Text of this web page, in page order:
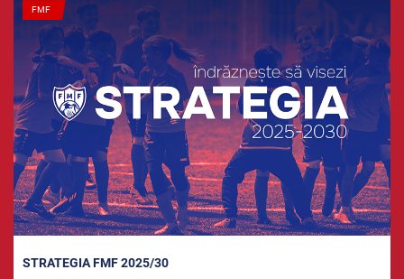
FMF
STRATEGIA FMF 2025/30